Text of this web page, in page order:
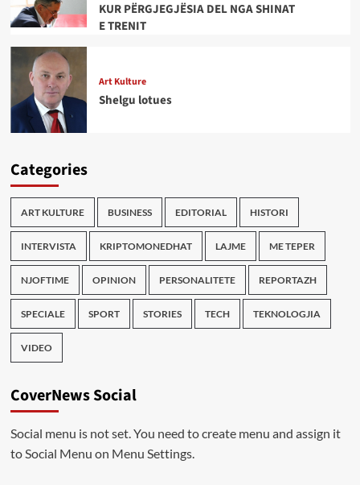
KUR PËRGJEGJËSIA DEL NGA SHINAT
E TRENIT
Art Kulture
Shelgu lotues
Categories
ART KULTURE BUSINESS EDITORIAL HISTORI
INTERVISTA KRIPTOMONEDHAT LAJME ME TEPER
NJOFTIME OPINION PERSONALITETE REPORTAZH
SPECIALE SPORT STORIES TECH TEKNOLOGJIA
VIDEO
CoverNews Social
Social menu is not set. You need to create menu and assign it
to Social Menu on Menu Settings.